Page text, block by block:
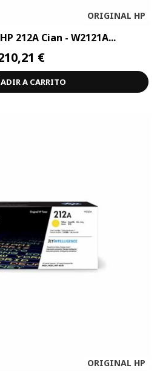
ORIGINAL HP
212A Cian - W2121A...
€
A CARRITO
ORIGINAL HP